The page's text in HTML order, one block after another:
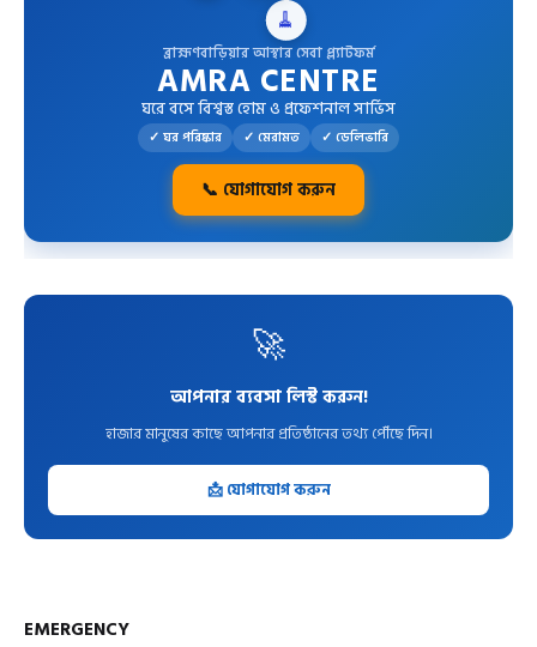
🧹
ব্রাহ্মণবাড়িয়ার আস্থার সেবা প্ল্যাটফর্ম
AMRA CENTRE
ঘরে বসে বিশ্বস্ত হোম ও প্রফেশনাল সার্ভিস
✓ ঘর পরিষ্কার ✓ মেরামত ✓ ডেলিভারি
📞 যোগাযোগ করুন
🚀
আপনার ব্যবসা লিস্ট করুন!
হাজার মানুষের কাছে আপনার প্রতিষ্ঠানের তথ্য পৌঁছে দিন।
📩 যোগাযোগ করুন
EMERGENCY